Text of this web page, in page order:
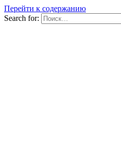
Перейти к содержанию
Search for: